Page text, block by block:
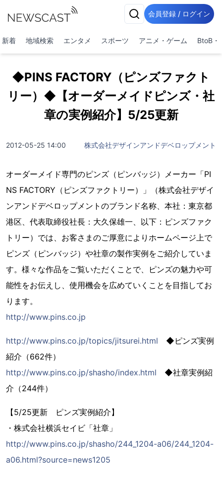
会員登録 / ログイン
新着 地域検索 エンタメ スポーツ アニメ・ゲーム BtoB・
◆PINS FACTORY（ピンズファクト
リー）◆【オーダーメイドピンズ・社
章の実例紹介】5/25更新
2012-05-25 14:00 株式会社デザインアンドデベロップメント
オーダーメイド専門のピンズ（ピンバッジ）メーカー「PI
NS FACTORY（ピンズファクトリー）」（株式会社デザイ
ンアンドデベロップメントのブランド名称、本社：東京都
港区、代表取締役社長：大久保雄一、以下：ピンズファク
トリー）では、お客さまのご厚意によりホームページ上で
ピンズ（ピンバッジ）や社章の製作実例をご紹介していま
す。様々な作品をご覧いただくことで、ピンズの魅力や可
能性をお伝えし、使用機会を広めていくことを目指してお
ります。
http://www.pins.co.jp
http://www.pins.co.jp/topics/jitsurei.html ◆ピンズ実例
紹介（662件）
http://www.pins.co.jp/shasho/index.html ◆社章実例紹
介（244件）
【5/25更新 ピンズ実例紹介】
・株式会社横浜セイビ「社章」
http://www.pins.co.jp/shasho/244_1204-a06/244_1204-
a06.html?source=news1205